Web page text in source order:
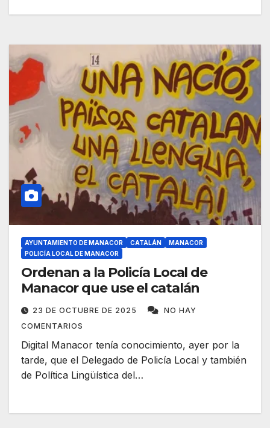
AYUNTAMIENTO DE MANACOR CATALÁN
MANACOR
POLICÍA LOCAL DE MANACOR
Ordenan a la Policía Local de
Manacor que use el catalán
23 DE OCTUBRE DE 2025
NO HAY
COMENTARIOS
Digital Manacor tenía conocimiento, ayer por la
tarde, que el Delegado de Policía Local y también
de Política Lingüística del…